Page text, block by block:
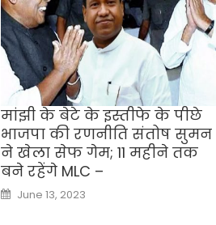
मांझी के बेटे के इस्तीफे के पीछे
भाजपा की रणनीति संतोष सुमन
ने खेला सेफ गेम; 11 महीने तक
बने रहेंगे MLC –
Posted
on
June 13, 2023